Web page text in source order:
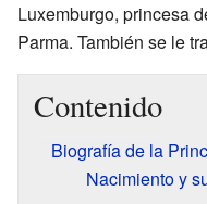
Luxemburgo, princesa
Parma. También se le
Contenido
Biografía de la
Nacimiento y